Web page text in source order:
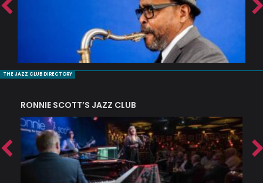
THE JAZZ CLUB DIRECTORY
RONNIE SCOTT’S JAZZ CLUB